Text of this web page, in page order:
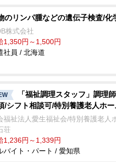
のリンパ腫などの遺伝子検査/化
株式会社
1,350円～1,500円
社員 / 北海道
「福祉調理スタッフ」調理
/シフト相談可/特別養護老人ホー
福祉法人愛生福祉会/特別養護老人
荘
1,236円～1,339円
バイト・パート / 愛知県